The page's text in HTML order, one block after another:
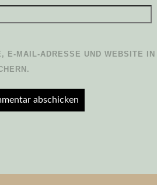
E-MAIL-ADRESSE UND WEBSITE